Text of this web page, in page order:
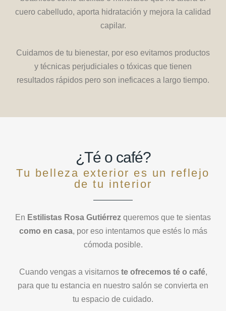
cuero cabelludo, aporta hidratación y mejora la calidad
capilar.
Cuidamos de tu bienestar, por eso evitamos productos
y técnicas perjudiciales o tóxicas que tienen
resultados rápidos pero son ineficaces a largo tiempo.
¿Té o café?
Tu belleza exterior es un reflejo
de tu interior
En Estilistas Rosa Gutiérrez queremos que te sientas
como en casa, por eso intentamos que estés lo más
cómoda posible.
Cuando vengas a visitarnos te ofrecemos té o café,
para que tu estancia en nuestro salón se convierta en
tu espacio de cuidado.